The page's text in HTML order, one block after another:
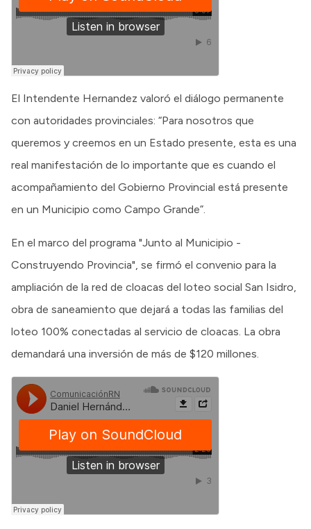
El Intendente Hernandez valoró el diálogo permanente
con autoridades provinciales: “Para nosotros que
queremos y creemos en un Estado presente, esta es una
real manifestación de lo importante que es cuando el
acompañamiento del Gobierno Provincial está presente
en un Municipio como Campo Grande”.
En el marco del programa "Junto al Municipio -
Construyendo Provincia", se firmó el convenio para la
ampliación de la red de cloacas del loteo social San Isidro,
obra de saneamiento que dejará a todas las familias del
loteo 100% conectadas al servicio de cloacas. La obra
demandará una inversión de más de $120 millones.